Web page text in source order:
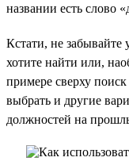
названии есть слово
Кстати, не забывайте
хотите найти или,
примере сверху
выбрать и другие
должностей на